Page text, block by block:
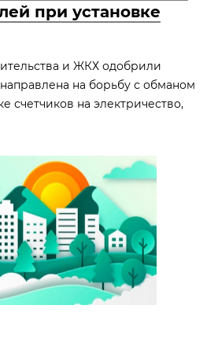
при установке
и ЖКХ одобрили
на борьбу с обманом
счетчиков на электричество,